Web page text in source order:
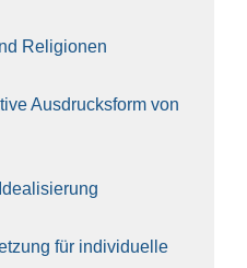
Reli­gio­nen
Aus­drucks­form von
für indi­vi­du­el­le